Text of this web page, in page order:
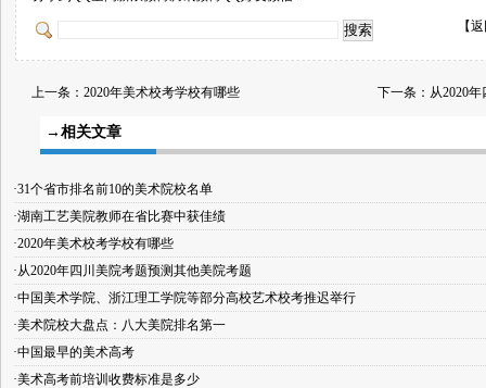
【
上一条： 2020年美术校考学校有哪些 下一条： 从2020
→相关文章
·31个省市排名前10的美术院校名单
·湖南工艺美院教师在省比赛中获佳绩
·2020年美术校考学校有哪些
·从2020年四川美院考题预测其他美院考题
·中国美术学院、浙江理工学院等部分高校艺术校考推迟举行
·美术院校大盘点：八大美院排名第一
·中国最早的美术高考
·美术高考前培训收费标准是多少